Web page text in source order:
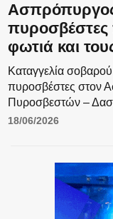
ΕΚΑΜ
ΥΑΤ/ΥΜΕΤ
φωτιά και
Καταγγελία
πυροσβέστες στον
Πυροσβεστών –
18/06/2026